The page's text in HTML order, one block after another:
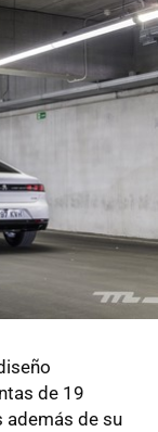
de 19
además de su